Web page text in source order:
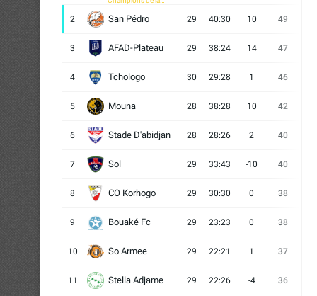
2 San Pédro 29 40:30 10 49
3 AFAD-Plateau 29 38:24 14 47
4 Tchologo 30 29:28 1 46
5 Mouna 28 38:28 10 42
6 Stade D'abidjan 28 28:26 2 40
7 Sol 29 33:43 -10 40
8 CO Korhogo 29 30:30 0 38
9 Bouaké Fc 29 23:23 0 38
10 So Armee 29 22:21 1 37
11 Stella Adjame 29 22:26 -4 36